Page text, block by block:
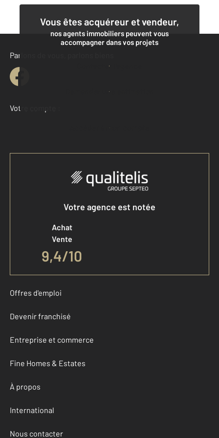
Vous êtes acquéreur et vendeur,
nos agents immobiliers peuvent vous
accompagner dans vos projets
Contacter l'agence
Demander une estimation
Parlons de vous, parlons biens
Votre compte :
Accéder à mon compte
Votre agence est notée
Achat
Vente
9,4/10
Offres d'emploi
Devenir franchisé
Entreprise et commerce
Fine Homes & Estates
À propos
International
Nous contacter